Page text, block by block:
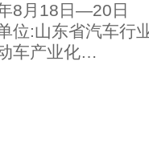
8月18日—20
位:山东省汽车行
车产业化…